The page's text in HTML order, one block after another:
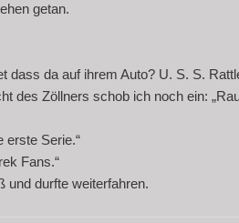
getan.
dass da auf ihrem Auto? U. S. S.
des Zöllners schob ich noch ein:
erste Serie.“
Fans.“
und durfte weiterfahren.